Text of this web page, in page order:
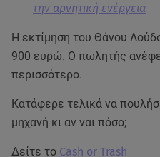
την αρνητική ενέργεια
H εκτίμηση του Θάνου
900 ευρώ. Ο πωλητής
περισσότερο.
Κατάφερε τελικά να
μηχανή κι αν ναι πόσο;
Δείτε το Cash or Trash